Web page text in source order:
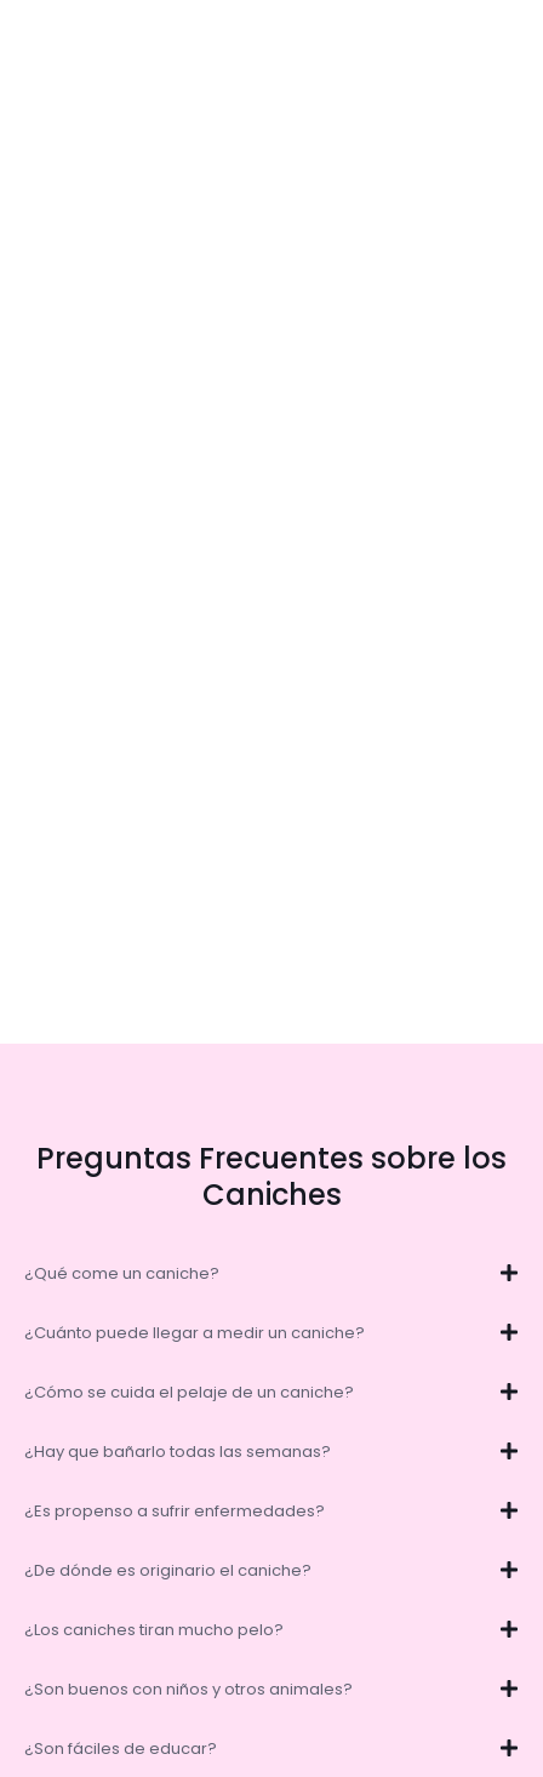
Preguntas Frecuentes sobre los
Caniches
¿Qué come un caniche?
¿Cuánto puede llegar a medir un caniche?
¿Cómo se cuida el pelaje de un caniche?
¿Hay que bañarlo todas las semanas?
¿Es propenso a sufrir enfermedades?
¿De dónde es originario el caniche?
¿Los caniches tiran mucho pelo?
¿Son buenos con niños y otros animales?
¿Son fáciles de educar?